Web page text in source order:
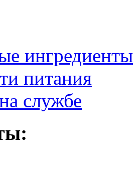
ингредиенты
питания
службе